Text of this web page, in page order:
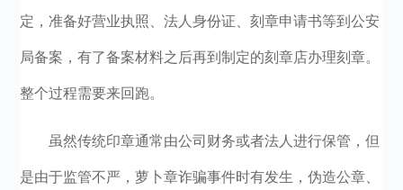
定，准备好营业执照、法人身份证、刻章申请书等到公安
局备案，有了备案材料之后再到制定的刻章店办理刻章。
整个过程需要来回跑。
虽然传统印章通常由公司财务或者法人进行保管，但
是由于监管不严，萝卜章诈骗事件时有发生，伪造公章、